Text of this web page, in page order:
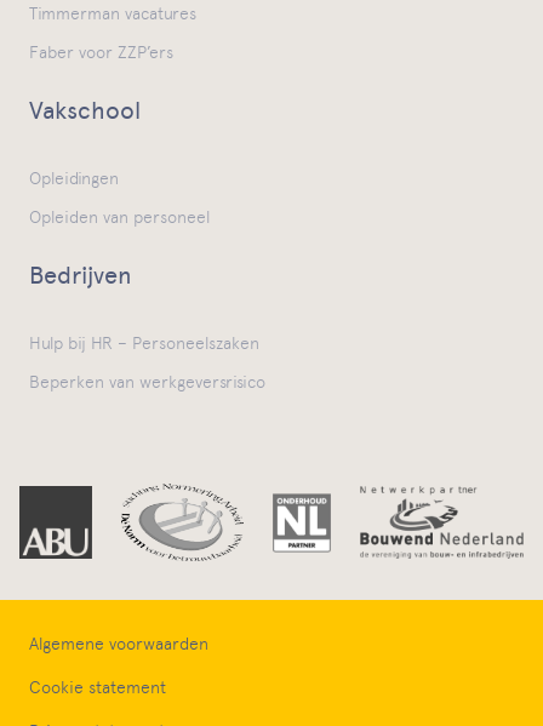
Timmerman vacatures
Faber voor ZZP’ers
Vakschool
Opleidingen
Opleiden van personeel
Bedrijven
Hulp bij HR – Personeelszaken
Beperken van werkgeversrisico
Algemene voorwaarden
Cookie statement